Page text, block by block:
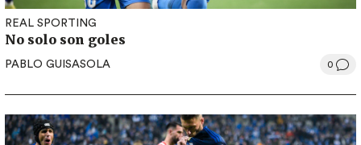
REAL SPORTING
No solo son goles
PABLO GUISASOLA 0